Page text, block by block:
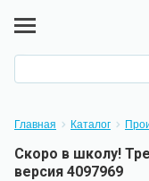
Главная Каталог
Скоро в школу!
версия 4097969